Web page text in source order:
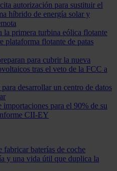
autorización para sustituir el
híbrido de energía solar y
la primera turbina eólica flotante
plataforma flotante de patas
para cubrir la nueva
tras el veto de la FCC a
desarrollar un centro de datos
para el 90% de su
CII-EY
baterías de coche
y una vida útil que duplica la